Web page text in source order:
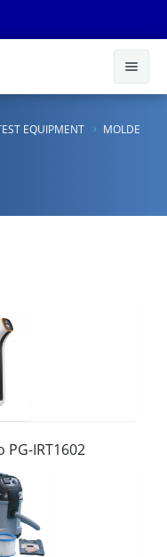
EQUIPMENT
MOLDE
IRT1602